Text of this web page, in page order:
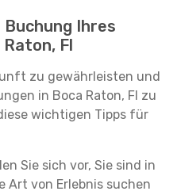
Ihres
Fl
zu gewährleisten und
in Boca Raton, Fl zu
wichtigen Tipps für
Sie sich vor, Sie sind in
Art von Erlebnis suchen